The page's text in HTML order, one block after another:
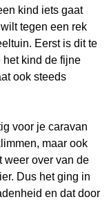
kind iets gaat
tegen een rek
Eerst is dit te
kind de fijne
ook steeds
voor je caravan
maar ook
weer over van de
Dus het ging in
en dat door